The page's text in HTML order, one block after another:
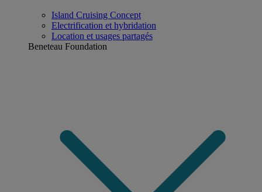
Island Cruising Concept
Electrification et hybridation
Location et usages partagés
Beneteau Foundation